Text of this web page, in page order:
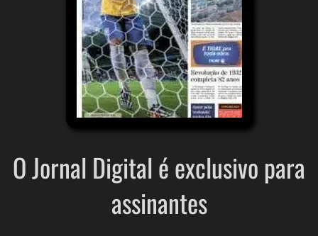
O Jornal Digital é exclusivo para
assinantes